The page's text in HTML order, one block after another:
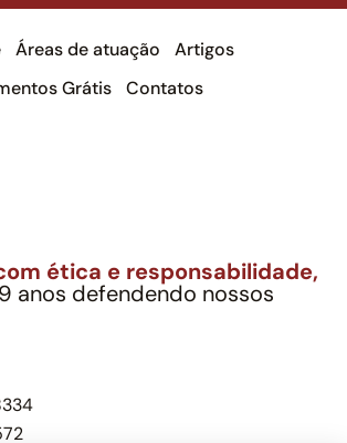
Áreas de atuação
Artigos
Grátis
Contatos
ética e responsabilidade,
anos defendendo nossos